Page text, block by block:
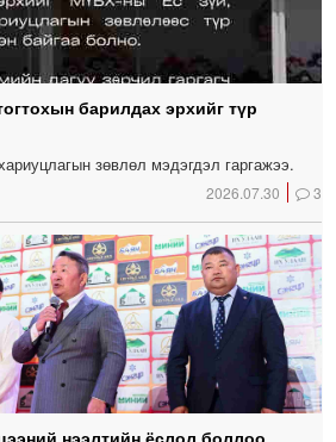
барилдах эрхийг түр
зөвлөл мэдэгдэл гаргажээ.
2026.07.30 3
нээлтийн ёслол боллоо